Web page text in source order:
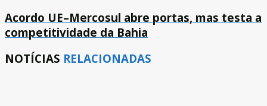
Acordo UE–Mercosul abre portas, mas testa a
competitividade da Bahia
NOTÍCIAS RELACIONADAS